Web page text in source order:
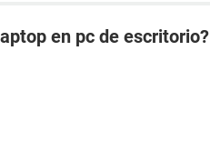
en pc de escritorio?